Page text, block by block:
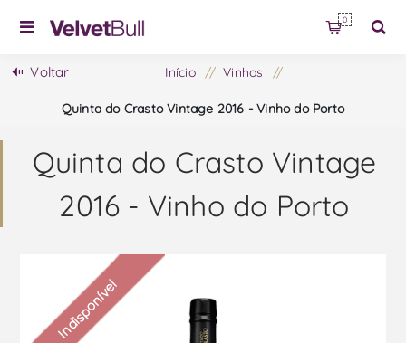
0
Voltar Início / Vinhos /
Quinta do Crasto Vintage 2016 - Vinho do Porto
Quinta do Crasto Vintage
2016 - Vinho do Porto
Indisponível